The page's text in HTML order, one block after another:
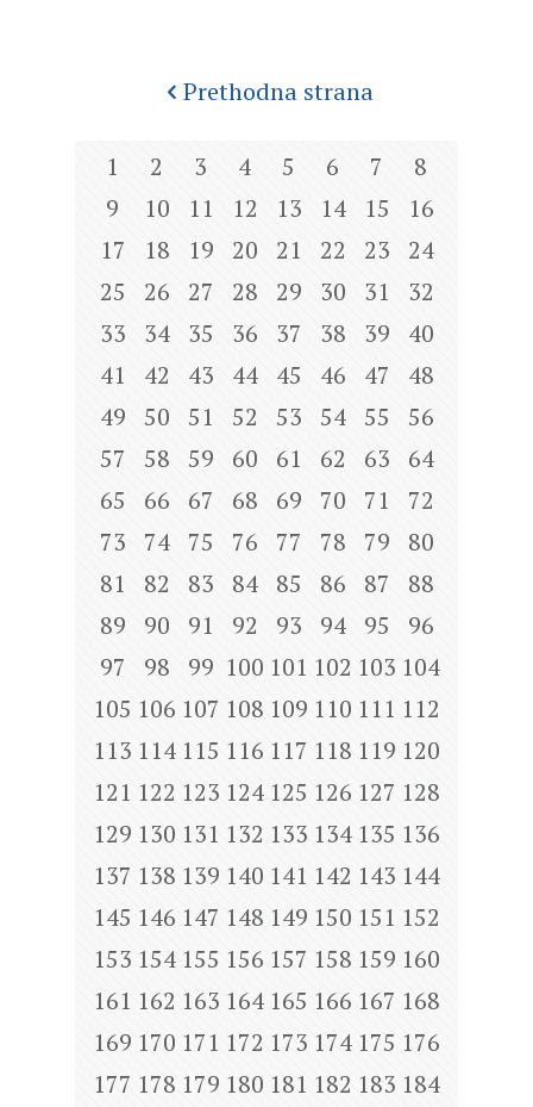
Prethodna strana
1 2 3 4 5 6 7
8
9
10 11 12 13 14 15
16
17
18 19 20 21 22 23
24
25
26 27 28 29 30 31
32
33
34 35 36 37 38 39
40
41
42 43 44 45 46 47
48
49
50 51 52 53 54 55
56
57
58 59 60 61 62 63
64
65
66 67 68 69 70 71
72
73
74 75 76 77 78 79
80
81
82 83 84 85 86 87
88
89
90 91 92 93 94 95
96
97
98 99 100 101 102 103 104
105 106 107 108 109 110 111 112
113 114 115 116 117 118 119 120
121 122 123 124 125 126 127 128
129 130 131 132 133 134 135 136
137 138 139 140 141 142 143 144
145 146 147 148 149 150 151 152
153 154 155 156 157 158 159 160
161 162 163 164 165 166 167 168
169 170 171 172 173 174 175 176
177 178 179 180 181 182 183 184